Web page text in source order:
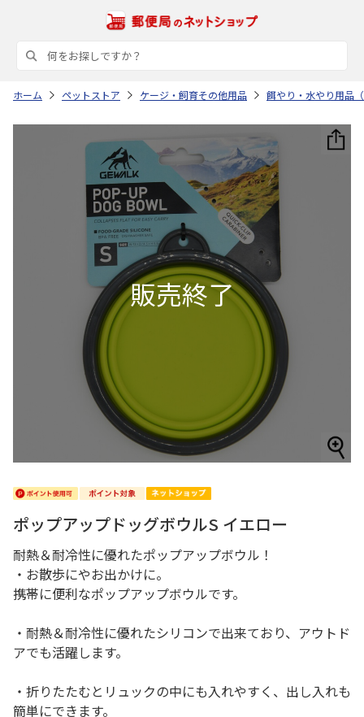
ホーム ペットストア ケージ・飼育その他用品 餌やり・水やり用品
ポップアップドッグボウルS イエロー
耐熱＆耐冷性に優れたポップアップボウル！
・お散歩にやお出かけに。
携帯に便利なポップアップボウルです。
・耐熱＆耐冷性に優れたシリコンで出来ており、アウトド
アでも活躍します。
・折りたたむとリュックの中にも入れやすく、出し入れも
簡単にできます。